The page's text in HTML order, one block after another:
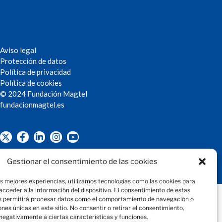
Gestionar el consentimiento de las cookies
mejores experiencias, utilizamos tecnologías como las cookies para
a la información del dispositivo. El consentimiento de estas
permitirá procesar datos como el comportamiento de navegación o
únicas en este sitio. No consentir o retirar el consentimiento,
a ciertas características y funciones.
Aviso legal
Protección de datos
Política de privacidad
Política de cookies
© 2024 Fundación Magtel
fundacionmagtel.es